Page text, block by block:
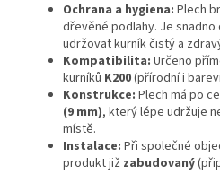
Ochrana a hygiena: Plech
dřevěné podlahy. Je
udržovat kurník čistý a
Kompatibilita: Určeno
kurníků K200(přírodní i
Konstrukce: Plech má po
(9 mm), který lépe udržuje
místě.
Instalace: Při společné
produkt již zabudovaný